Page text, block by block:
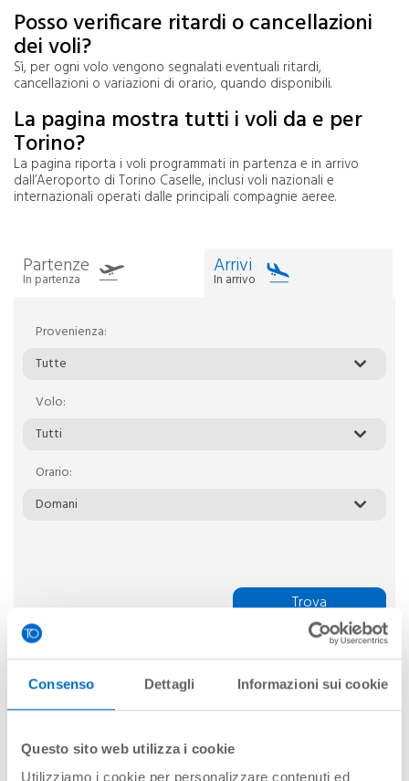
Consenso Dettagli Informazioni sui cookie
Questo sito web utilizza i cookie
Utilizziamo i cookie per personalizzare contenuti ed
Posso verificare ritardi o cancellazioni
dei voli?
Sì, per ogni volo vengono segnalati eventuali ritardi,
cancellazioni o variazioni di orario, quando disponibili.
La pagina mostra tutti i voli da e per
Torino?
La pagina riporta i voli programmati in partenza e in arrivo
dall’Aeroporto di Torino Caselle, inclusi voli nazionali e
internazionali operati dalle principali compagnie aeree.
Partenze
In partenza Arrivi
In arrivo
Provenienza:
Tutte
Volo:
Tutti
Orario:
Domani
Trova
Orari di volo aggiornati alle 20:02
Provenienza